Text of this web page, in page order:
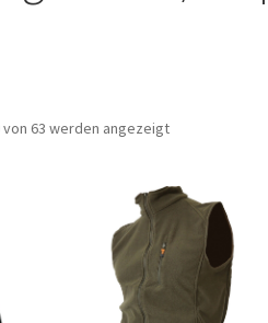
von 63 werden angezeigt